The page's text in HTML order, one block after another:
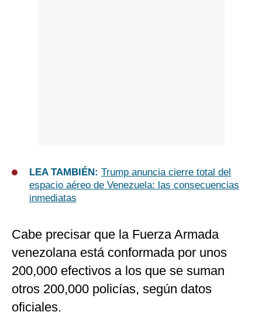
LEA TAMBIÉN: Trump anuncia cierre total del
espacio aéreo de Venezuela: las consecuencias
inmediatas
Cabe precisar que la Fuerza Armada
venezolana está conformada por unos
200,000 efectivos a los que se suman
otros 200,000 policías, según datos
oficiales.